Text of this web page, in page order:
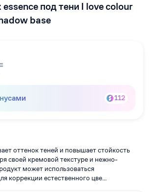
essence под тени I love colour
base
112
оттенок теней и повышает стойкость
своей кремовой текстуре и нежно-
может использоваться
коррекции естественного цве...